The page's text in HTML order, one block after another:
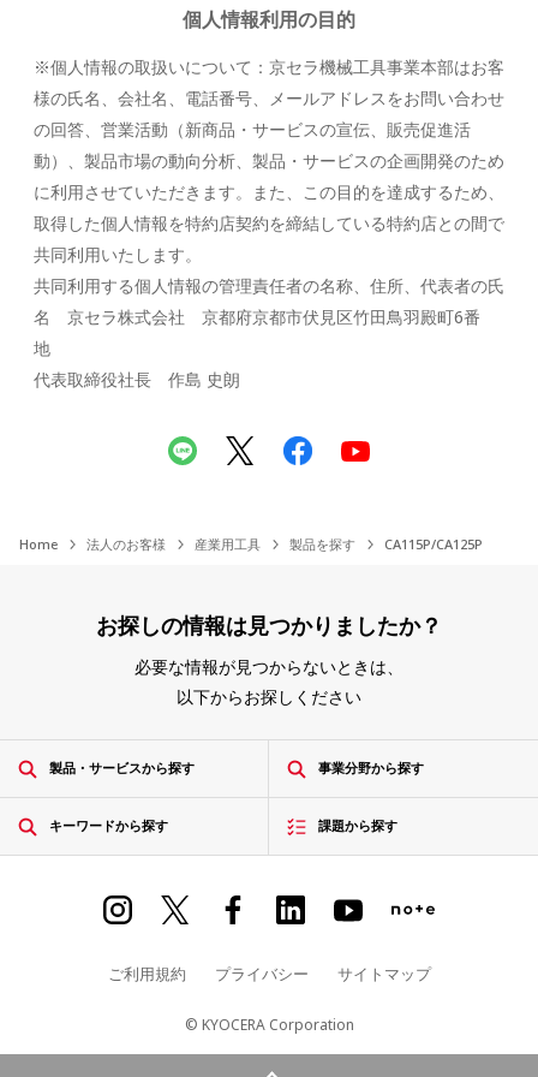
個人情報利用の目的
※個人情報の取扱いについて：京セラ機械工具事業本部はお客
様の氏名、会社名、電話番号、メールアドレスをお問い合わせ
の回答、営業活動（新商品・サービスの宣伝、販売促進活
動）、製品市場の動向分析、製品・サービスの企画開発のため
に利用させていただきます。また、この目的を達成するため、
取得した個人情報を特約店契約を締結している特約店との間で
共同利用いたします。
共同利用する個人情報の管理責任者の名称、住所、代表者の氏
名 京セラ株式会社 京都府京都市伏見区竹田鳥羽殿町6番
地
代表取締役社長 作島 史朗
Home 法人のお客様 産業用工具 製品を探す CA115P/CA125P
お探しの情報は見つかりましたか？
必要な情報が見つからないときは、
以下からお探しください
製品・サービスから探す 事業分野から探す
キーワードから探す 課題から探す
ご利用規約 プライバシー サイトマップ
© KYOCERA Corporation